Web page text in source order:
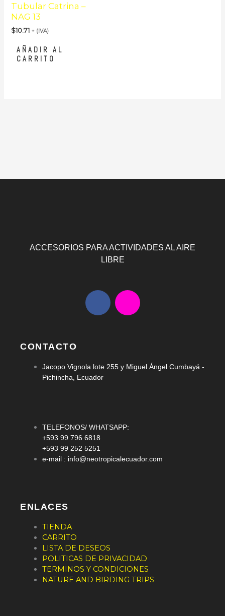
Tubular Catrina –
NAG 13
$10.71 + (IVA)
AÑADIR AL
CARRITO
ACCESORIOS PARA ACTIVIDADES AL AIRE
LIBRE
F
o
k
I
r
CONTACTO
Jacopo Vignola lote 255 y Miguel Ángel Cumbayá -
Pichincha, Ecuador
TELEFONOS/ WHATSAPP:
+593 99 796 6818
+593 99 252 5251
e-mail : info@neotropicalecuador.com
ENLACES
TIENDA
CARRITO
LISTA DE DESEOS
POLITICAS DE PRIVACIDAD
TERMINOS Y CONDICIONES
NATURE AND BIRDING TRIPS